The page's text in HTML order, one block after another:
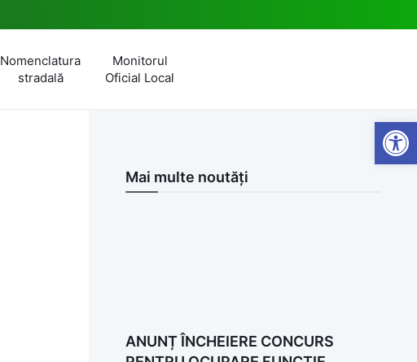
Nomenclatura
stradală
Monitorul
Oficial Local
Mai multe noutăți
ANUNȚ ÎNCHEIERE CONCURS